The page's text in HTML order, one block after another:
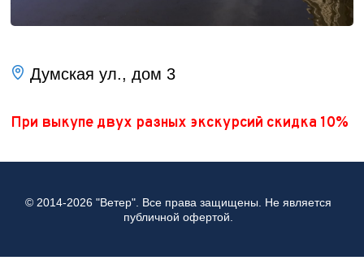
Думская ул., дом 3
При выкупе двух разных экскурсий скидка 10%
© 2014-2026 "Ветер". Все права защищены. Не является
публичной офертой.